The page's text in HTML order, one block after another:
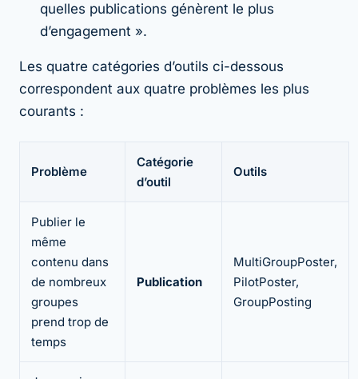
quelles publications génèrent le plus
d’engagement ».
Les quatre catégories d’outils ci-dessous
correspondent aux quatre problèmes les plus
courants :
Problème
Catégorie
d’outil
Outils
Publier le
même
contenu dans
de nombreux
groupes
prend trop de
temps
Publication
MultiGroupPoster,
PilotPoster,
GroupPosting